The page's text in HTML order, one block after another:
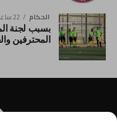
الحكام 22 ساعة ago
بسبب لجنة
المحترفين